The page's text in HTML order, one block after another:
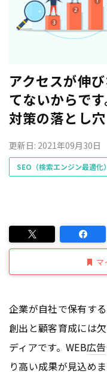
アクセスが伸
てないからで
対策の落とし穴
更新日: 2021年09月30日
SEO（検索エンジン最適化）
マ
企業が自社で保有す
創出と顧客育成には
ディアです。WEB広告
り高い成果が見込めま